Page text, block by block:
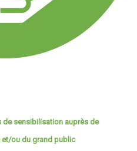
de sensibilisation auprès de
ou du grand public